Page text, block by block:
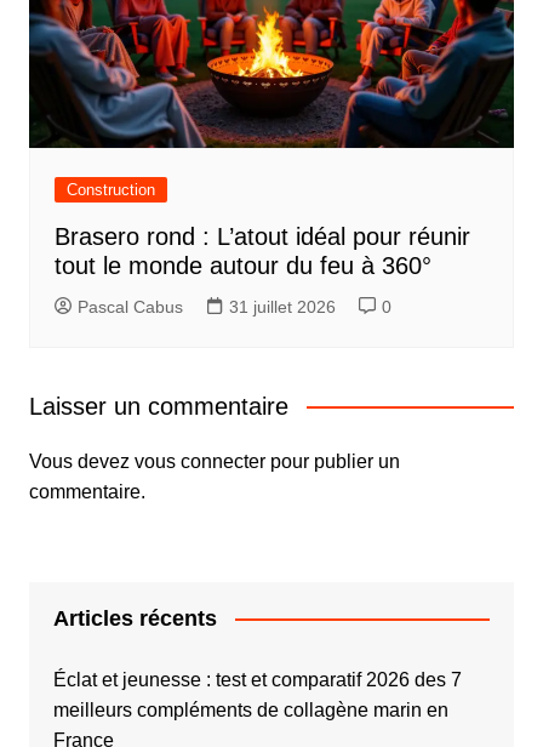
Construction
Brasero rond : L’atout idéal pour réunir
tout le monde autour du feu à 360°
Pascal Cabus 31 juillet 2026 0
Laisser un commentaire
Vous devez vous connecterpour publier un
commentaire.
Articles récents
Éclat et jeunesse : test et comparatif 2026 des 7
meilleurs compléments de collagène marin en
France